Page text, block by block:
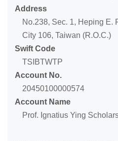
Address
No.238, Sec. 1, Heping E.
City 106, Taiwan (R.O.C.)
Swift Code
TSIBTWTP
Account No.
20450100000574
Account Name
Prof. Ignatius Ying